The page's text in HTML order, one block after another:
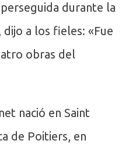
durante la
dijo a los fieles: «Fue
obras del
nació en Saint
de Poitiers, en